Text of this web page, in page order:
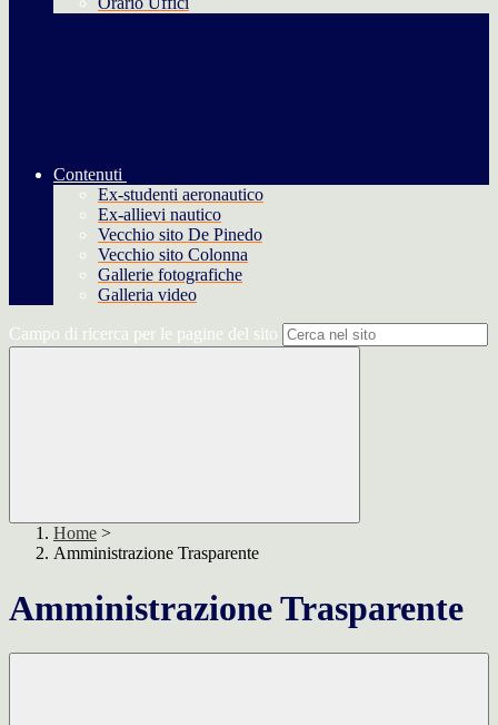
Contenuti
Ex-studenti aeronautico
Ex-allievi nautico
Vecchio sito De Pinedo
Vecchio sito Colonna
Gallerie fotografiche
Galleria video
Campo di ricerca per le pagine del sito
Home >
Amministrazione Trasparente
Amministrazione Trasparente